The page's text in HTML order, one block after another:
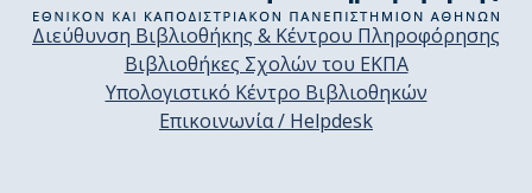
Διεύθυνση Βιβλιοθήκης & Κέντρου Πληροφόρησης
Βιβλιοθήκες Σχολών του ΕΚΠΑ
Υπολογιστικό Κέντρο Βιβλιοθηκών
Επικοινωνία / Helpdesk